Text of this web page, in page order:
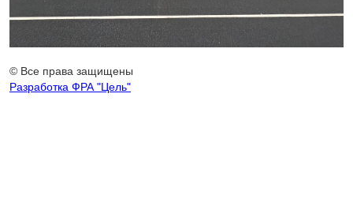
© Все права защищены
Разработка ФРА "Цель"